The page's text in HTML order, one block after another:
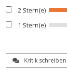
2 Stern(e)
1 Stern(e)
Kritik schreiben